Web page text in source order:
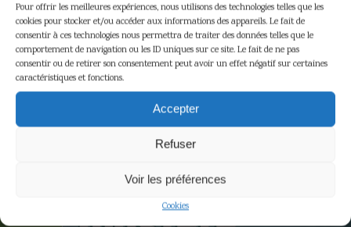
Pour offrir les meilleures expériences, nous utilisons des technologies telles que les
cookies pour stocker et/ou accéder aux informations des appareils. Le fait de
consentir à ces technologies nous permettra de traiter des données telles que le
comportement de navigation ou les ID uniques sur ce site. Le fait de ne pas
consentir ou de retirer son consentement peut avoir un effet négatif sur certaines
caractéristiques et fonctions.
Accepter
Refuser
Voir les préférences
Cookies
Jacques
Martin –
Lefranc – Le